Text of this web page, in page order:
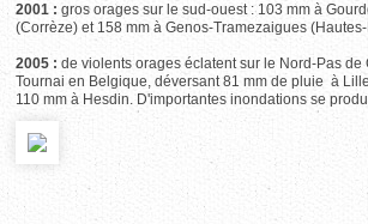
2001 : gros orages sur le sud-ouest : 103 mm à
(Corrèze) et 158 mm à Genos-Tramezaigues
2005 : de violents orages éclatent sur le Nord-Pas de
Tournai en Belgique, déversant 81 mm de pluie à
110 mm à Hesdin. D'importantes inondations se